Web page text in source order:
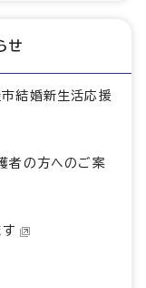
せ
結婚新生活応援
者の方へのご案